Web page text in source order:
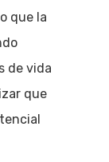
que la
de vida
que